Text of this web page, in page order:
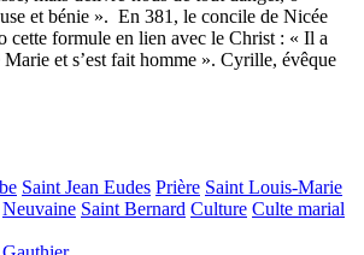
et bénie ». En 381, le concile de Nicée
cette formule en lien avec le Christ : « Il a
et s’est fait homme ». Cyrille, évêque
Saint Jean Eudes Prière Saint Louis-Marie
Neuvaine Saint Bernard Culture Culte marial